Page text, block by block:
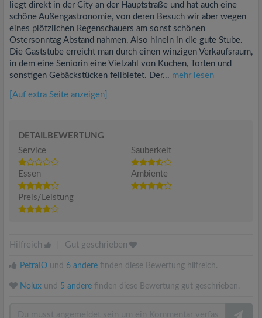
liegt direkt in der City an der Hauptstraße und hat auch eine
schöne Außengastronomie, von deren Besuch wir aber wegen
eines plötzlichen Regenschauers am sonst schönen
Ostersonntag Abstand nahmen. Also hinein in die gute Stube.
Die Gaststube erreicht man durch einen winzigen Verkaufsraum,
in dem eine Seniorin eine Vielzahl von Kuchen, Torten und
sonstigen Gebäckstücken feilbietet. Der... mehr lesen
[Auf extra Seite anzeigen]
DETAILBEWERTUNG
Service
Sauberkeit
Essen Ambiente
Preis/Leistung
Hilfreich Gut geschrieben
PetraIO und 6 andere finden diese Bewertung hilfreich.
Nolux und 5 andere finden diese Bewertung gut geschrieben.